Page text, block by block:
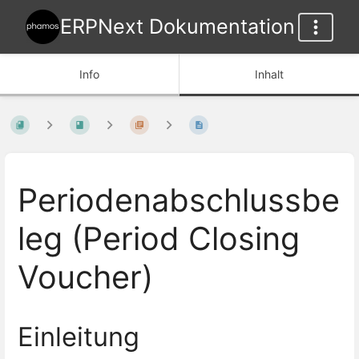
ERPNext Dokumentation
Info Inhalt
Periodenabschlussbe
leg (Period Closing
Voucher)
Einleitung